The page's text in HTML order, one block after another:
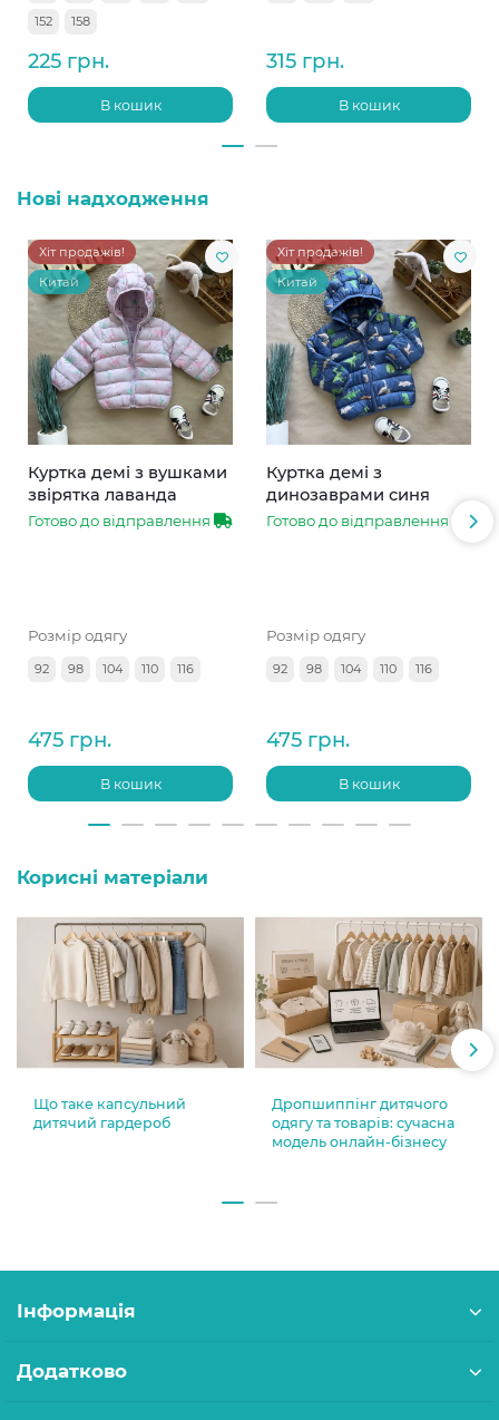
152
158
225 грн.
В кошик
315 грн.
В кошик
Нові надходження
Хіт продажів!
Китай
Куртка демі з вушками
звірятка лаванда
Готово до відправлення
Розмір одягу
92 98 104 110 116
475 грн.
В кошик
Хіт продажів!
Китай
Куртка демі з
динозаврами синя
Готово до відправлення
Розмір одягу
92 98 104 110 116
475 грн.
В кошик
Корисні матеріали
Що таке капсульний
дитячий гардероб
Дропшиппінг дитячого
одягу та товарів: сучасна
модель онлайн-бізнесу
Інформація
Додатково